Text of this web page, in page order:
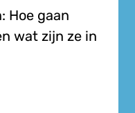
Hoe gaan
wat zijn ze in